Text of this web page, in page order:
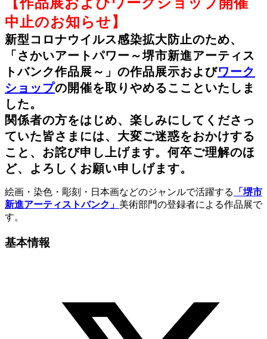
中止のお知らせ】
新型コロナウイルス感染拡大防止のため、
「さかいアートパワー～堺市新進アーティス
トバンク作品展～」の作品展示およびワーク
ショップの開催を取りやめるここといたしま
した。
関係者の方をはじめ、楽しみにしてくださっ
ていた皆さまには、大変ご迷惑をおかけする
こと、お詫び申し上げます。何卒ご理解のほ
ど、よろしくお願い申しげます。
絵画・染色・彫刻・日本画などのジャンルで活躍する
「堺市
新進アーティストバンク」 美術部門の登録者による作品展で
す。
基本情報